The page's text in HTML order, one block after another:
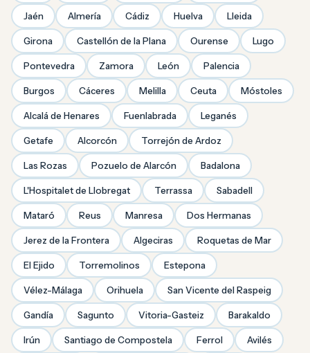
Jaén Almería Cádiz Huelva Lleida
Girona Castellón de la Plana Ourense Lugo
Pontevedra Zamora León Palencia
Burgos Cáceres Melilla Ceuta Móstoles
Alcalá de Henares Fuenlabrada Leganés
Getafe Alcorcón Torrejón de Ardoz
Las Rozas Pozuelo de Alarcón Badalona
L'Hospitalet de Llobregat Terrassa Sabadell
Mataró Reus Manresa Dos Hermanas
Jerez de la Frontera Algeciras Roquetas de Mar
El Ejido Torremolinos Estepona
Vélez-Málaga Orihuela San Vicente del Raspeig
Gandía Sagunto Vitoria-Gasteiz Barakaldo
Irún Santiago de Compostela Ferrol Avilés